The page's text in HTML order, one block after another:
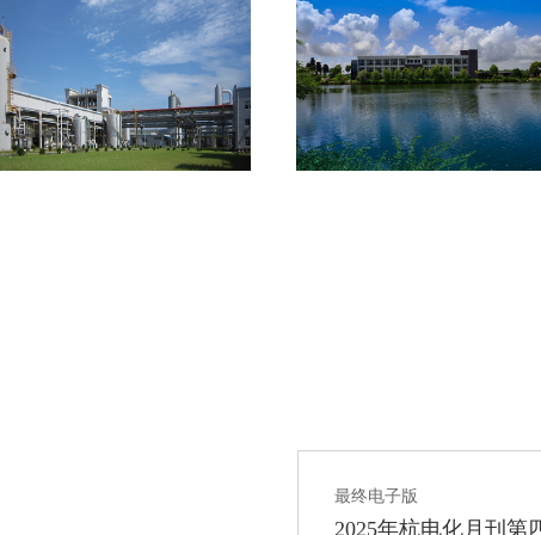
最终电子版
2025年杭电化月刊第